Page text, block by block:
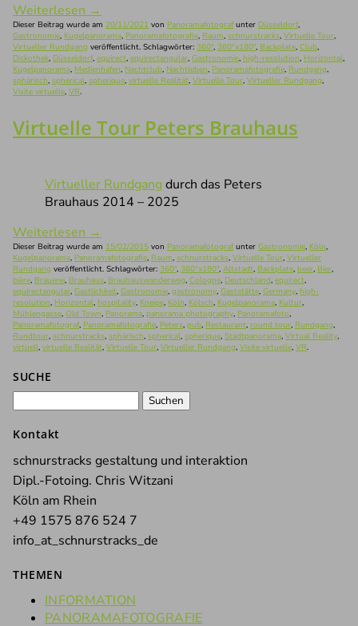
Weiterlesen →
Dieser Beitrag wurde am 20/11/2021 von Panoramafotografunter Düsseldorf,
Gastronomie, Kugelpanorama, Panoramafotografie, Raum, schnurstracks, Virtuelle Tour,
Virtueller Rundgang veröffentlicht. Schlagwörter: 360°, 360°x180°, Backplate, Club,
Diskothek, Düsseldorf, equirect, equirectangular, Gastronomie, high-resolution, Horizontal,
Kugelpanorama, Medienhafen, Nachtclub, Nachtleben, Panoramafotografie, Rundgang,
sphärisch, spherical, spherique, virtuelle Realität, Virtuelle Tour, Virtueller Rundgang,
Visite virtuelle, VR.
Virtuelle Tour Peters Brauhaus
Virtueller Rundgang durch das Peters
Brauhaus 2014 – 2025
Weiterlesen →
Dieser Beitrag wurde am 15/02/2015 von Panoramafotografunter Gastronomie, Köln,
Kugelpanorama, Panoramafotografie, Raum, schnurstracks, Virtuelle Tour, Virtueller
Rundgang veröffentlicht. Schlagwörter: 360°, 360°x180°, Altstadt, Backplate, beer, Bier,
bière, Brauerei, Brauhaus, Brauhauswanderweg, Cologne, Deutschland, equirect,
equirectangular, Gastlichkeit, Gastronomie, gastronomy, Gaststätte, Germany, high-
resolution, Horizontal, hospitality, Kneipe, Köln, Kölsch, Kugelpanorama, Kultur,
Mühlengasse, Old Town, Panorama, panorama photography, Panoramafoto,
Panoramafotograf, Panoramafotografie, Peters, pub, Restaurant, round tour, Rundgang,
Rundtour, schnurstracks, sphärisch, spherical, spherique, Stadtpanorama, Virtual Reality,
virtuell, virtuelle Realität, Virtuelle Tour, Virtueller Rundgang, Visite virtuelle, VR.
SUCHE
Kontakt
schnurstracks gestaltung und interaktion
Dipl.-Fotoing. Chris Witzani
Köln am Rhein
+49 1575 876 524 7
info_at_schnurstracks_de
THEMEN
INFORMATION
PANORAMAFOTOGRAFIE